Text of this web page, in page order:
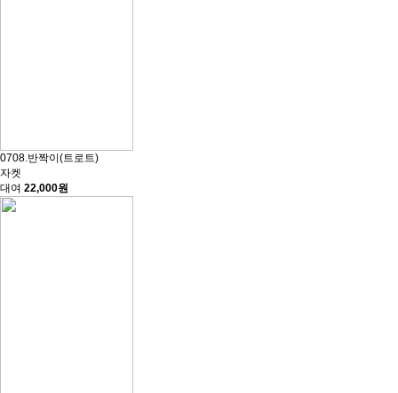
0708.반짝이(트로트)
자켓
대여 22,000원